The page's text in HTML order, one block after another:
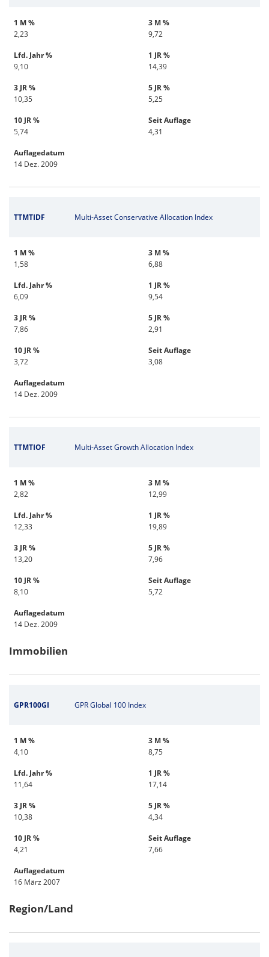
1 M %
2,23
3 M %
9,72
Lfd. Jahr %
9,10
1 JR %
14,39
3 JR %
10,35
5 JR %
5,25
10 JR %
5,74
Seit Auflage
4,31
Auflagedatum
14 Dez. 2009
TTMTIDF Multi-Asset Conservative Allocation Index
1 M %
1,58
3 M %
6,88
Lfd. Jahr %
6,09
1 JR %
9,54
3 JR %
7,86
5 JR %
2,91
10 JR %
3,72
Seit Auflage
3,08
Auflagedatum
14 Dez. 2009
TTMTIOF Multi-Asset Growth Allocation Index
1 M %
2,82
3 M %
12,99
Lfd. Jahr %
12,33
1 JR %
19,89
3 JR %
13,20
5 JR %
7,96
10 JR %
8,10
Seit Auflage
5,72
Auflagedatum
14 Dez. 2009
Immobilien
GPR100GI GPR Global 100 Index
1 M %
4,10
3 M %
8,75
Lfd. Jahr %
11,64
1 JR %
17,14
3 JR %
10,38
5 JR %
4,34
10 JR %
4,21
Seit Auflage
7,66
Auflagedatum
16 März 2007
Region/Land